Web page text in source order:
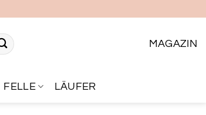
MAGAZIN
FELLE LÄUFER